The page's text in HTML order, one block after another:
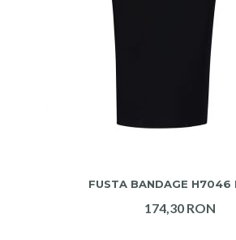
FUSTA BANDAGE H7046
174,30 RON